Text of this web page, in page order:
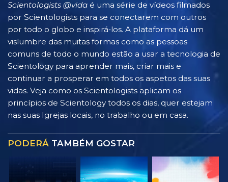
Scientologists @vida é uma série de vídeos filmados
por Scientologists para se conectarem com outros
por todo o globo e inspirá‑los. A plataforma dá um
vislumbre das muitas formas como as pessoas
comuns de todo o mundo estão a usar a tecnologia de
Scientology para aprender mais, criar mais e
continuar a prosperar em todos os aspetos das suas
vidas. Veja como os Scientologists aplicam os
princípios de Scientology todos os dias, quer estejam
nas suas Igrejas locais, no trabalho ou em casa.
PODERÁ TAMBÉM GOSTAR